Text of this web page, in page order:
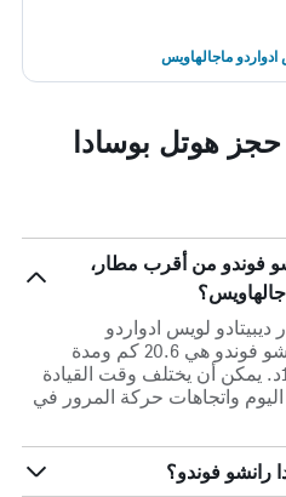
ماجالهاويس
حجز هوتل بوسادا
فوندو من أقرب مطار،
لويس ادواردو
ماجالهاويس و هوتل بوسادا رانشو فوندو هي 20.6 كم ومدة
القيادة المتوقعة حوالي 0س 16د. يمكن أن يختلف وقت القيادة
واتجاهات حركة المرور في
رانشو فوندو؟